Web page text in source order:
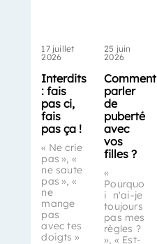
17 juillet
2026
Interdits
: fais
pas ci,
fais
pas ça !
« Ne crie
pas », «
ne saute
pas », «
ne
mange
pas
avec tes
doigts »
25 juin
2026
Comment
parler
de
puberté
avec
vos
filles ?
«
Pourquo
i n'ai-je
toujours
pas mes
règles ?
», « Est-